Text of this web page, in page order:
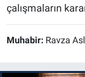
çalışmaların
Muhabir: Ravza